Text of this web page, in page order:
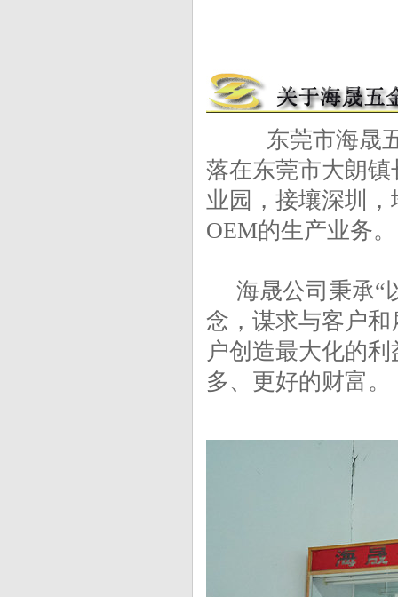
东莞市海晟五
落在东莞市大朗
业园，接壤深圳
OEM的生产业务。
海晟公司秉承“
念，谋求与客户
户创造最大化的
多、更好的财富。